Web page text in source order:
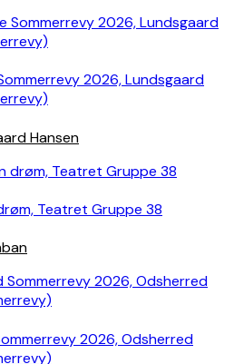
2026, Lundsgaard
Hansen
Teatret Gruppe 38
2026, Odsherred